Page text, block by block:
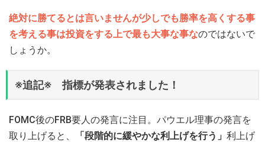
絶対に勝てるとは言いませんが少しでも勝率を高くする事
を考える事は投資をする上で最も大事な事なのではないで
しょうか。
※追記※ 指標が発表されました！
FOMC後のFRB要人の発言に注目。パウエル理事の発言を
取り上げると、
「段階的に緩やかな利上げを行う」 利上げ